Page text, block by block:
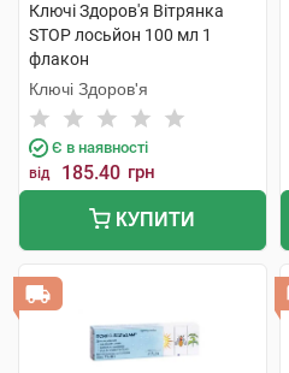
Ключі Здоров'я Вітрянка
STOP лосьйон 100 мл 1
флакон
Ключі Здоров'я
Є в наявності
від 185.40 грн
КУПИТИ